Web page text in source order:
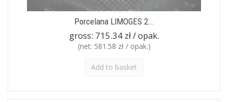
Porcelana LIMOGES 2...
gross: 715.34 zł / opak.
(net: 581.58 zł / opak.)
Add to basket